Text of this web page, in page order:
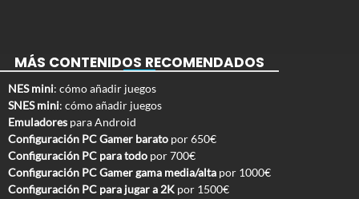
MÁS CONTENIDOS RECOMENDADOS
NES mini: cómo añadir juegos
SNES mini: cómo añadir juegos
Emuladores para Android
Configuración PC Gamer barato por 650€
Configuración PC para todo por 700€
Configuración PC Gamer gama media/alta por 1000€
Configuración PC para jugar a 2K por 1500€